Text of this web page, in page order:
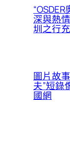
深與熱
圳之行
圖片故
夫”短錄
國網